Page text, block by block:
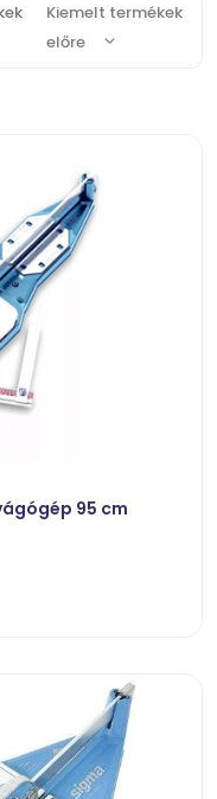
Kiemelt termékek
előre
95 cm